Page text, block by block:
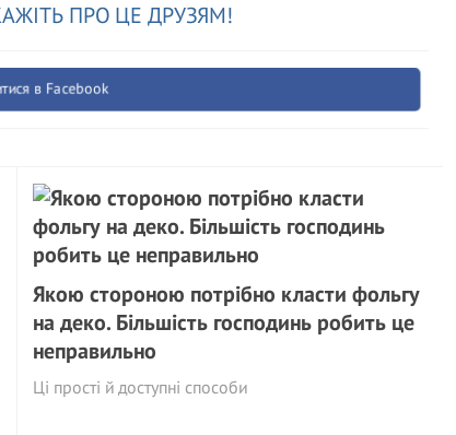
ПРО ЦЕ ДРУЗЯМ!
в Facebook
Якою стороною потрібно класти фольгу
на деко. Більшість господинь робить це
неправильно
Ці прості й доступні способи